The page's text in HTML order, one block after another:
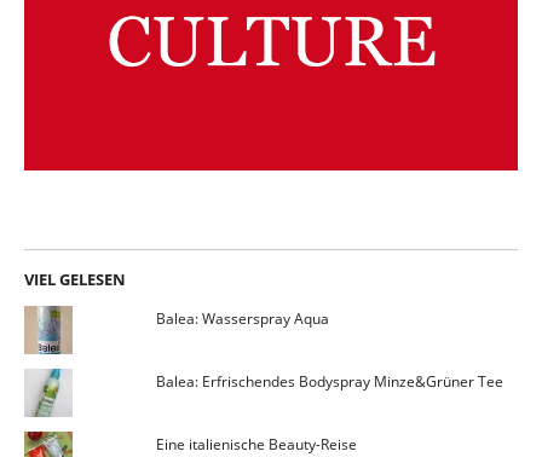
VIEL GELESEN
Balea: Wasserspray Aqua
Balea: Erfrischendes Bodyspray Minze&Grüner Tee
Eine italienische Beauty-Reise